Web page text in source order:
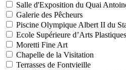
Salle d'Exposition du Quai
Galerie des Pêcheurs
Piscine Olympique Albert II du
Ecole Supérieure d’Arts
Moretti Fine Art
Chapelle de la Visitation
Terrasses de Fontvieille